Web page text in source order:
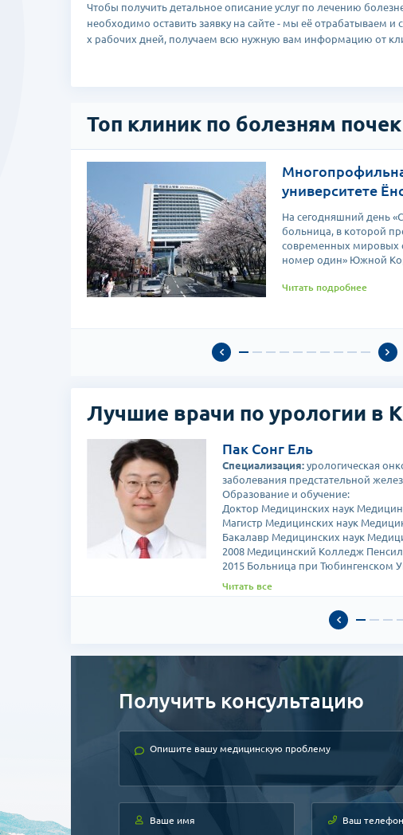
Чтобы получить детальное описание услуг по лечению
необходимо оставить заявку на сайте - мы её отрабатываем и
х рабочих дней, получаем всю нужную вам информацию от
Топ клиник по болезням
университете
На сегодняшний день
больница, в которой
современных мировых
номер один» Южной
Читать подробнее
Лучшие врачи по урологии в
Пак Сонг Ель
Специализация: урологическая
заболевания предстательной
Образование и обучение:
Доктор Медицинских наук
Магистр Медицинских наук
Бакалавр Медицинских наук
2008 Медицинский Колледж
2015 Больница при Тюбингенском
Университет Енсэ, Медицинская
ассистент профессора
Больница при Университете
Читать все
Получить консультацию